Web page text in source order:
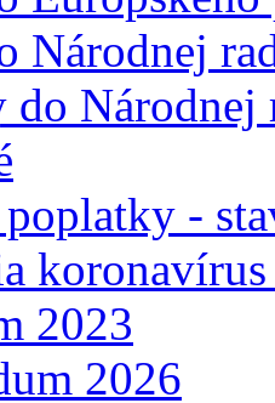
Národnej
Národnej
-
2023
2026